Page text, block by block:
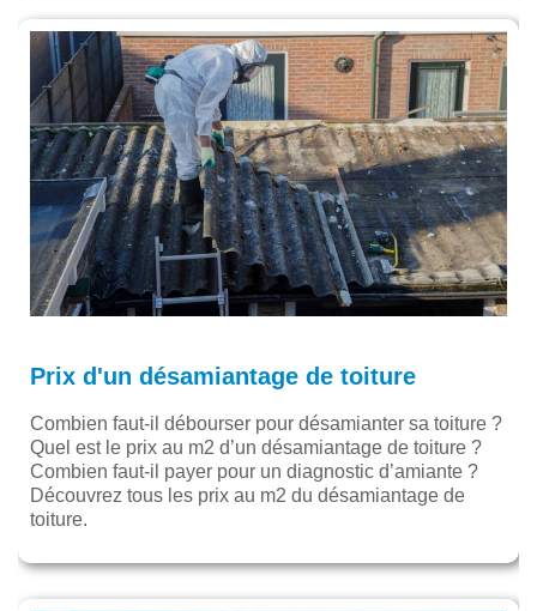
Prix d'un désamiantage de toiture
Combien faut-il débourser pour désamianter sa toiture ?
Quel est le prix au m2 d’un désamiantage de toiture ?
Combien faut-il payer pour un diagnostic d’amiante ?
Découvrez tous les prix au m2 du désamiantage de
toiture.